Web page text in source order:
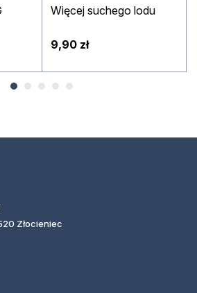
Więcej suchego lodu
9,90 zł
Złocieniec